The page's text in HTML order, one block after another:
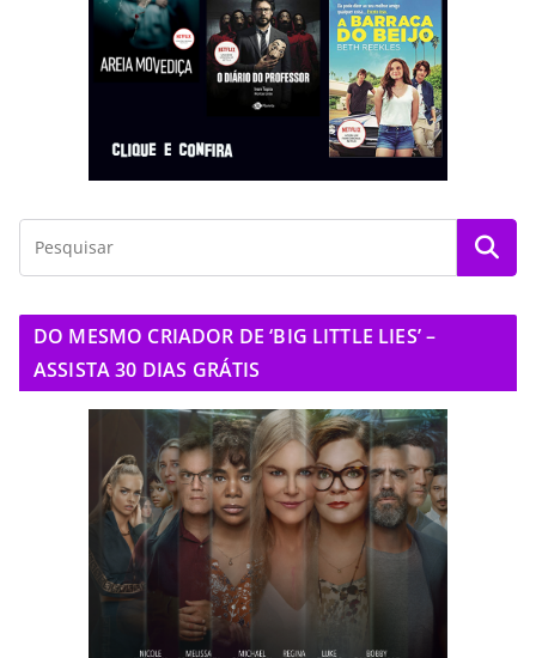
DO MESMO CRIADOR DE ‘BIG LITTLE LIES’ –
ASSISTA 30 DIAS GRÁTIS